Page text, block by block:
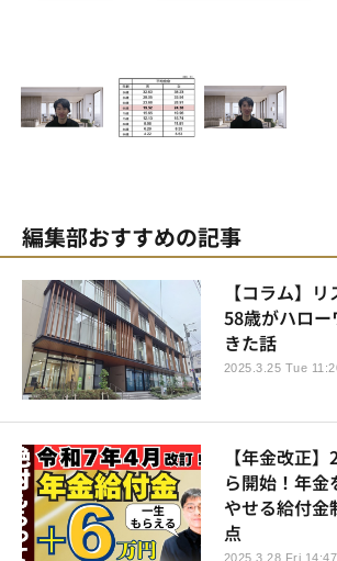
編集部おすすめの記事
【コラム】
58歳がハロ
きた話
2025.3.25 Tue
【年金改正
ら開始！年金
やせる給付金
点
2025.3.28 Fri 14:47